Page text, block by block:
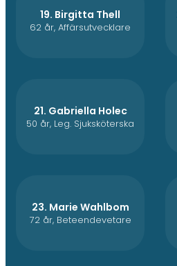
19. Birgitta Thell
62 år, Affärsutvecklare
21. Gabriella Holec
50 år, Leg. Sjuksköterska
23. Marie Wahlbom
72 år, Beteendevetare